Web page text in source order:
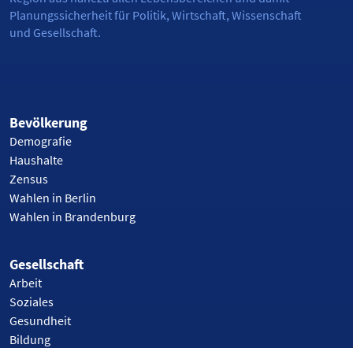
Planungssicherheit für Politik, Wirtschaft, Wissenschaft
und Gesellschaft.
Bevölkerung
Demografie
Haushalte
Zensus
Wahlen in Berlin
Wahlen in Brandenburg
Gesellschaft
Arbeit
Soziales
Gesundheit
Bildung